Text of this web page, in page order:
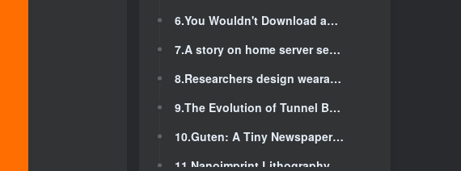
6.You Wouldn't Download an AI
7.A story on home server security
8.Researchers design wearable tech that can sense glucose levels more accurately
9.The Evolution of Tunnel Boring Machines (2023)
10.Guten: A Tiny Newspaper Printer
6.You Wouldn't Download an AI
7.A story on home server security
8.Researchers design wearable tech that can sense glucose levels more accurately
9.The Evolution of Tunnel Boring Machines (2023)
10.Guten: A Tiny Newspaper Printer